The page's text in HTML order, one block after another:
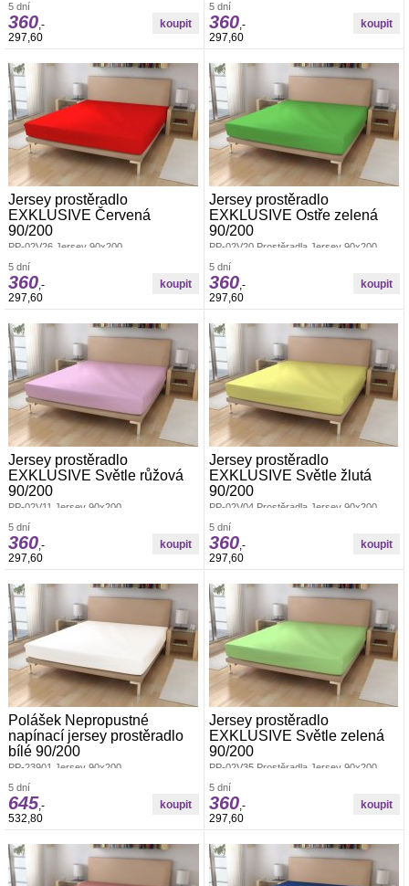
5 dní
360,-
297,60
5 dní
360,-
297,60
Jersey prostěradlo
EXKLUSIVE Červená
90/200
PP-02V26 Jersey 90x200
5 dní
360,-
297,60
Jersey prostěradlo
EXKLUSIVE Ostře zelená
90/200
PP-02V20 Prostěradla Jersey 90x200
5 dní
360,-
297,60
Jersey prostěradlo
EXKLUSIVE Světle růžová
90/200
PP-02V11 Jersey 90x200
5 dní
360,-
297,60
Jersey prostěradlo
EXKLUSIVE Světle žlutá
90/200
PP-02V04 Prostěradla Jersey 90x200
5 dní
360,-
297,60
Polášek Nepropustné
napínací jersey prostěradlo
bílé 90/200
PP-23901 Jersey 90x200
5 dní
645,-
532,80
Jersey prostěradlo
EXKLUSIVE Světle zelená
90/200
PP-02V35 Prostěradla Jersey 90x200
5 dní
360,-
297,60